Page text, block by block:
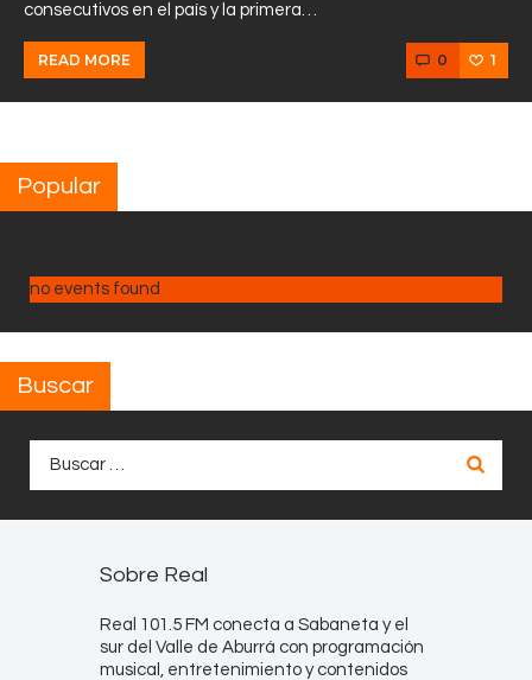
consecutivos en el país y la primera…
READ MORE 0 1
Popular
no events found
Buscar
Sobre Real
Real 101.5 FM conecta a Sabaneta y el
sur del Valle de Aburrá con programación
musical, entretenimiento y contenidos